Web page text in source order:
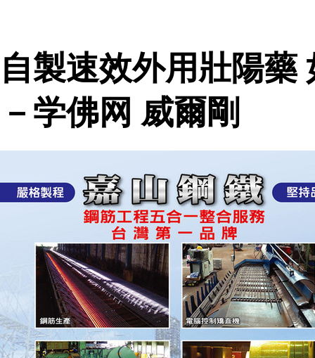
自製速效外用壯陽藥
－学佛网 威爾剛